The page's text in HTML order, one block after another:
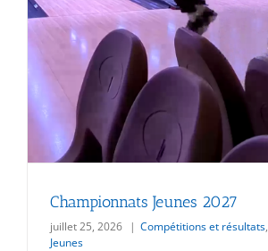
Championnats Jeunes 2027
juillet 25, 2026 | Compétitions et résultats,
Jeunes